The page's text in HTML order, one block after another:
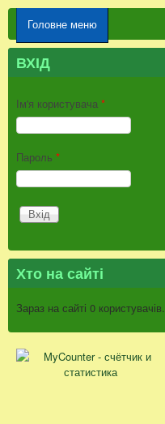
Головне меню
ВХІД
Ім'я користувача *
Пароль *
Хто на сайті
Зараз на сайті 0 користувачів.